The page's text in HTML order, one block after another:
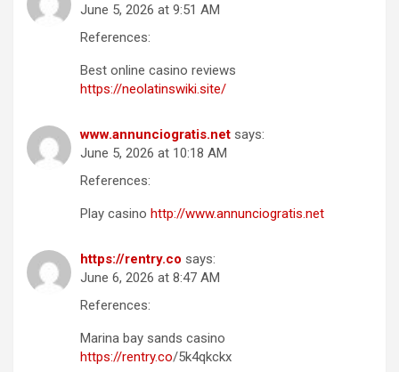
June 5, 2026 at 9:51 AM
References:
Best online casino reviews
https://neolatinswiki.site/
www.annunciogratis.net says:
June 5, 2026 at 10:18 AM
References:
Play casino http://www.annunciogratis.net
https://rentry.co says:
June 6, 2026 at 8:47 AM
References:
Marina bay sands casino
https://rentry.co/5k4qkckx